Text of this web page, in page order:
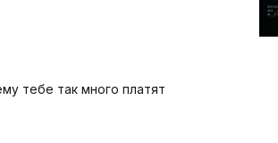
тебе так много платят